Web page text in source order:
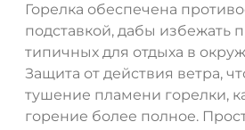
Горелка обеспечена
подставкой, дабы избежать
типичных для отдыха в
Защита от действия ветра,
тушение пламени горелки,
горение более полное.
ДА НЕТ